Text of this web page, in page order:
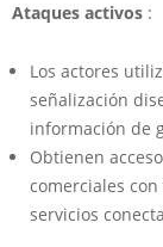
Ataques activos :
Los actores
señalización
información de
Obtienen
comerciales
servicios